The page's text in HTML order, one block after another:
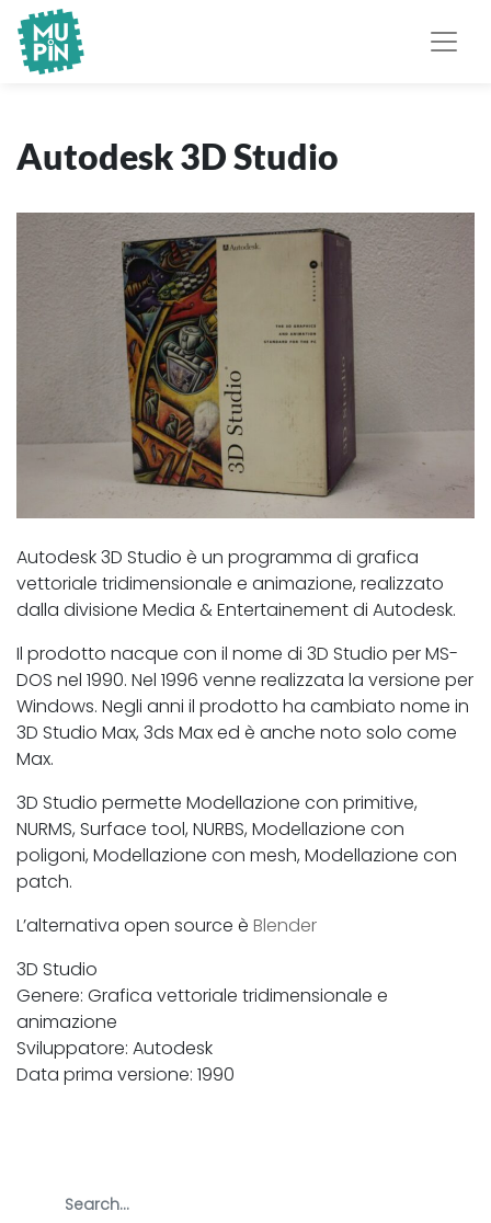
Autodesk 3D Studio
Autodesk 3D Studio è un programma di grafica
vettoriale tridimensionale e animazione, realizzato
dalla divisione Media & Entertainement di Autodesk.
Il prodotto nacque con il nome di 3D Studio per MS-
DOS nel 1990. Nel 1996 venne realizzata la versione per
Windows. Negli anni il prodotto ha cambiato nome in
3D Studio Max, 3ds Max ed è anche noto solo come
Max.
3D Studio permette Modellazione con primitive,
NURMS, Surface tool, NURBS, Modellazione con
poligoni, Modellazione con mesh, Modellazione con
patch.
L’alternativa open source è Blender
3D Studio
Genere: Grafica vettoriale tridimensionale e
animazione
Sviluppatore: Autodesk
Data prima versione: 1990